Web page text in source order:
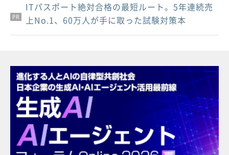
PR
PR
PR
ITパスポート絶対合格の最短ルート。5年連続売
上No.1、60万人が手に取った試験対策本